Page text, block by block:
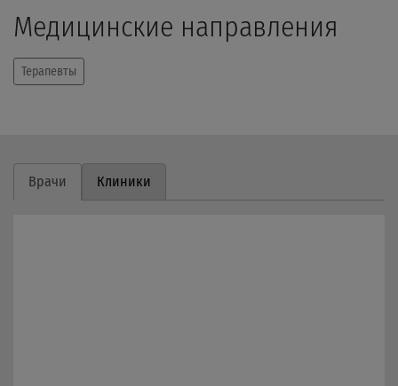
Медицинские направления
Терапевты
Врачи Клиники